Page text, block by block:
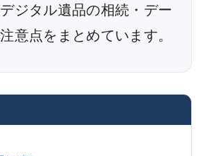
ジタル遺品の相続・デー
意点をまとめています。